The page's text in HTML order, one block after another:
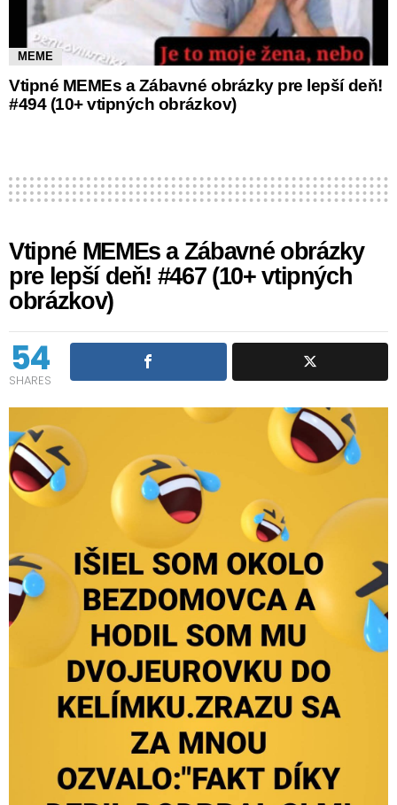
MEME
Vtipné MEMEs a Zábavné obrázky pre lepší deň!
#494 (10+ vtipných obrázkov)
Vtipné MEMEs a Zábavné obrázky
pre lepší deň! #467 (10+ vtipných
obrázkov)
54
SHARES